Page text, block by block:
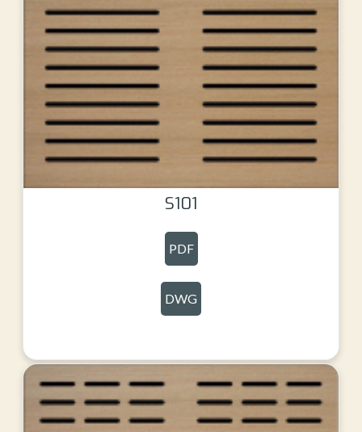
S101
PDF
DWG